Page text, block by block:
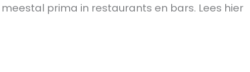
prima in restaurants en bars. Lees hier